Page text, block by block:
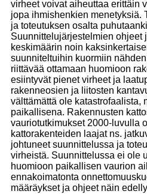
virheet voivat aiheuttaa erittäin
jopa ihmishenkien menetyksiä.
ja toteutuksen osalta
Suunnittelujärjestelmien ohjeet
keskimäärin noin
suunniteltuihin kuormiin
riittävää ottamaan huomioon
esiintyvät pienet virheet ja
rakenneosien ja liitosten
välttämättä ole katastrofaalista,
paikallisena. Rakennusten
vauriotutkimukset 2000-luvulla
kattorakenteiden laajat ns.
johtuneet suunnittelussa ja
virheistä. Suunnittelussa ei ole
huomioon paikallisen vaurion
ennakoimatonta
määräykset ja ohjeet näin